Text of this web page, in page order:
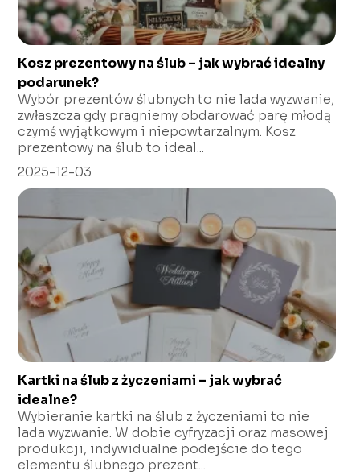
Kosz prezentowy na ślub – jak wybrać idealny
podarunek?
Wybór prezentów ślubnych to nie lada wyzwanie,
zwłaszcza gdy pragniemy obdarować parę młodą
czymś wyjątkowym i niepowtarzalnym. Kosz
prezentowy na ślub to ideal...
2025-12-03
Kartki na ślub z życzeniami – jak wybrać
idealne?
Wybieranie kartki na ślub z życzeniami to nie
lada wyzwanie. W dobie cyfryzacji oraz masowej
produkcji, indywidualne podejście do tego
elementu ślubnego prezent...